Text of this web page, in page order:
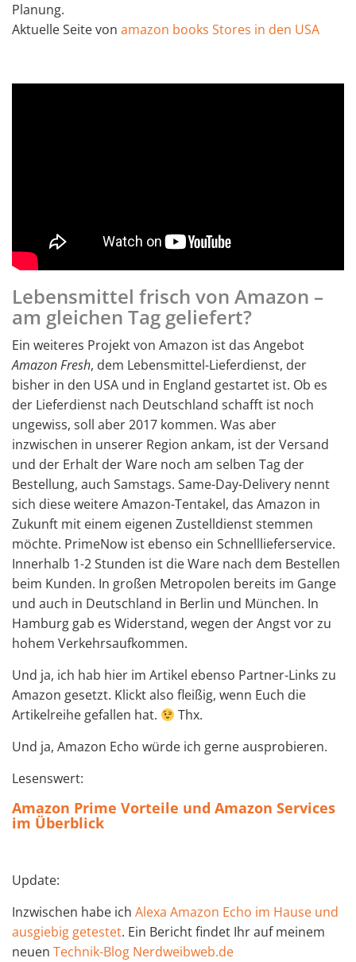
Planung.
Aktuelle Seite von amazon books Stores in den USA
Lebensmittel frisch von Amazon –
am gleichen Tag geliefert?
Ein weiteres Projekt von Amazon ist das Angebot
Amazon Fresh, dem Lebensmittel-Lieferdienst, der
bisher in den USA und in England gestartet ist. Ob es
der Lieferdienst nach Deutschland schafft ist noch
ungewiss, soll aber 2017 kommen. Was aber
inzwischen in unserer Region ankam, ist der Versand
und der Erhalt der Ware noch am selben Tag der
Bestellung, auch Samstags. Same-Day-Delivery nennt
sich diese weitere Amazon-Tentakel, das Amazon in
Zukunft mit einem eigenen Zustelldienst stemmen
möchte. PrimeNow ist ebenso ein Schnelllieferservice.
Innerhalb 1-2 Stunden ist die Ware nach dem Bestellen
beim Kunden. In großen Metropolen bereits im Gange
und auch in Deutschland in Berlin und München. In
Hamburg gab es Widerstand, wegen der Angst vor zu
hohem Verkehrsaufkommen.
Und ja, ich hab hier im Artikel ebenso Partner-Links zu
Amazon gesetzt. Klickt also fleißig, wenn Euch die
Artikelreihe gefallen hat.
Thx.
Und ja, Amazon Echo würde ich gerne ausprobieren.
Lesenswert:
Amazon Prime Vorteile und Amazon Services
im Überblick
Update:
Inzwischen habe ich Alexa Amazon Echo im Hause und
ausgiebig getestet. Ein Bericht findet Ihr auf meinem
neuen Technik-Blog Nerdweibweb.de